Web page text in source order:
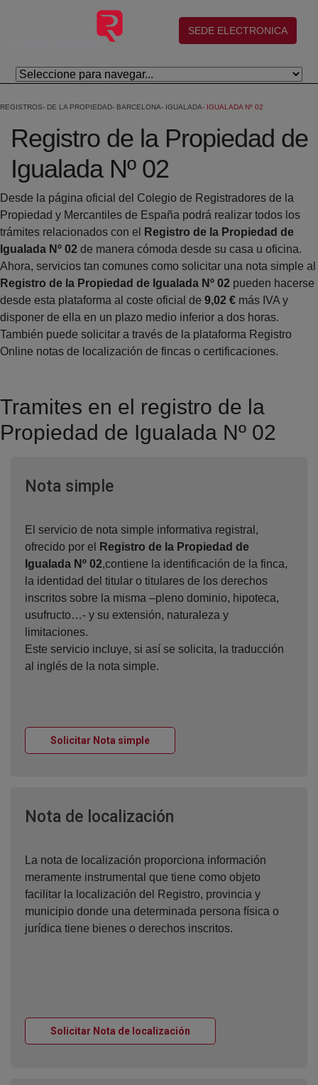
Salta al contingut principal
(abre en nueva ventana)
SEDE ELECTRONICA
REGISTROS DE LA PROPIEDAD BARCELONA IGUALADA IGUALADA Nº 02
Registro de la Propiedad de
Igualada Nº 02
Desde la página oficial del Colegio de Registradores de la
Propiedad y Mercantiles de España podrá realizar todos los
trámites relacionados con el
Registro de la Propiedad de
Igualada Nº 02 de manera cómoda desde su casa u oficina.
Ahora, servicios tan comunes como solicitar una nota simple al
Registro de la Propiedad de Igualada Nº 02 pueden hacerse
desde esta plataforma al coste oficial de 9,02 € más IVA y
disponer de ella en un plazo medio inferior a dos horas.
También puede solicitar a través de la plataforma Registro
Online notas de localización de fincas o certificaciones.
Tramites en el registro de la
Propiedad de Igualada Nº 02
Nota simpleVentana nueva
El servicio de nota simple informativa registral,
ofrecido por el
Registro de la Propiedad de
Igualada Nº 02,contiene la identificación de la finca,
la identidad del titular o titulares de los derechos
inscritos sobre la misma –pleno dominio, hipoteca,
usufructo…- y su extensión, naturaleza y
limitaciones.
Este servicio incluye, si así se solicita, la traducción
al inglés de la nota simple.
Solicitar Nota simpleVentana nueva
Nota de localización
La nota de localización proporciona información
meramente instrumental que tiene como objeto
facilitar la localización del Registro, provincia y
municipio donde una determinada persona física o
jurídica tiene bienes o derechos inscritos.
Solicitar Nota de localización